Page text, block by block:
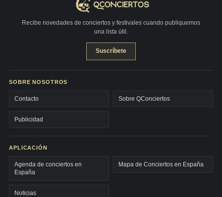
Recibe novedades de conciertos y festivales cuando publiquemos
una lista útil.
Suscríbete
SOBRE NOSOTROS
Contacto Sobre QConciertos
Publicidad
APLICACIÓN
Agenda de conciertos en
España
Mapa de Conciertos en España
Noticias